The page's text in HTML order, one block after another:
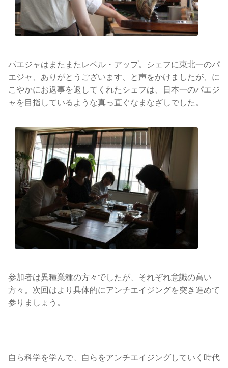
パエジャはまたまたレベル・アップ。シェフに東北一のパ
エジャ、ありがとうございます、と声をかけましたが、に
こやかにお返事を返してくれたシェフは、日本一のパエジ
ャを目指しているような真っ直ぐなまなざしでした。
参加者は異種業種の方々でしたが、それぞれ意識の高い
方々。次回はより具体的にアンチエイジングを突き進めて
参りましょう。
自ら科学を学んで、自らをアンチエイジングしていく時代